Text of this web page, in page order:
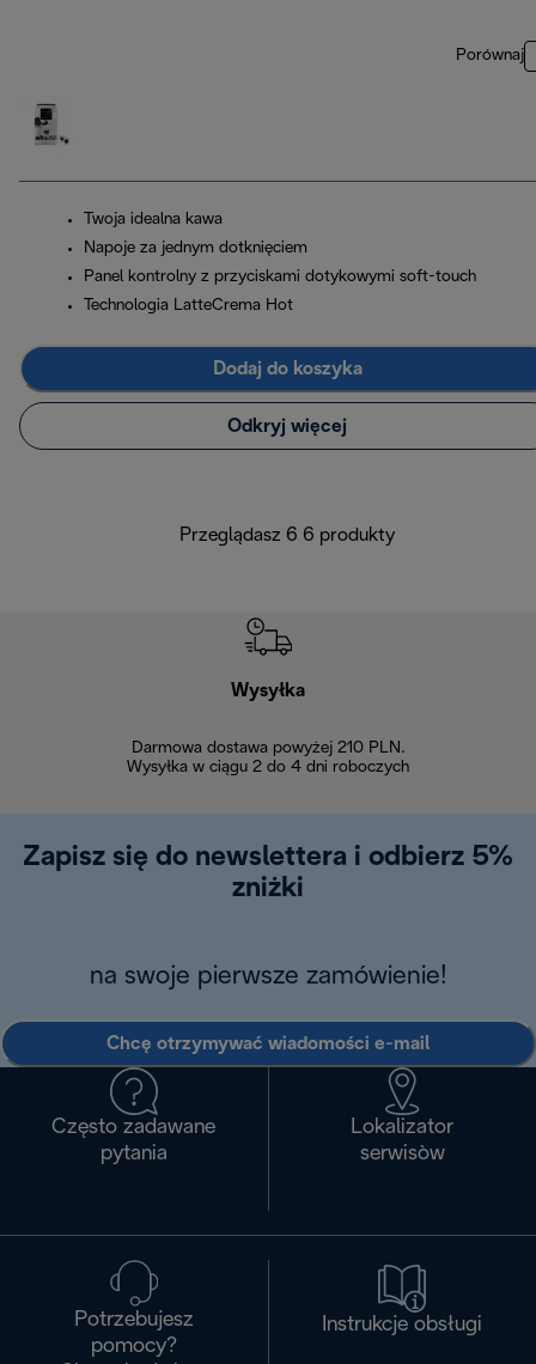
Porównaj
Twoja idealna kawa
Napoje za jednym dotknięciem
Panel kontrolny z przyciskami dotykowymi soft-touch
Technologia LatteCrema Hot
Dodaj do koszyka
Odkryj więcej
Przeglądasz 6 6 produkty
Wysyłka
Darmowa dostawa powyżej 210 PLN.
Wysyłka w ciągu 2 do 4 dni roboczych
Zapisz się do newslettera i odbierz 5%
zniżki
na swoje pierwsze zamówienie!
Chcę otrzymywać wiadomości e-mail
Często zadawane
pytania
Lokalizator
serwisòw
Potrzebujesz
pomocy?
Instrukcje obsługi